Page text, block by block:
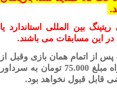
بین المللی استاندارد یا
پس از اتمام همان بازی وقبل از
بصورت کتبی و به همراه مبلغ 75.000 تومان به سرداور
قابل قبول نخواهد بود.